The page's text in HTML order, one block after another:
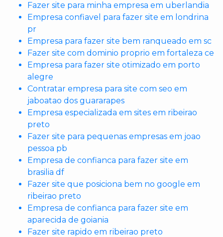
Fazer site para minha empresa em uberlandia
Empresa confiavel para fazer site em londrina
pr
Empresa para fazer site bem ranqueado em sc
Fazer site com dominio proprio em fortaleza ce
Empresa para fazer site otimizado em porto
alegre
Contratar empresa para site com seo em
jaboatao dos guararapes
Empresa especializada em sites em ribeirao
preto
Fazer site para pequenas empresas em joao
pessoa pb
Empresa de confianca para fazer site em
brasilia df
Fazer site que posiciona bem no google em
ribeirao preto
Empresa de confianca para fazer site em
aparecida de goiania
Fazer site rapido em ribeirao preto